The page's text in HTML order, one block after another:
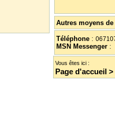
Autres moyens
Téléphone :
MSN Messenger :
Vous êtes ici :
Page d'accueil >